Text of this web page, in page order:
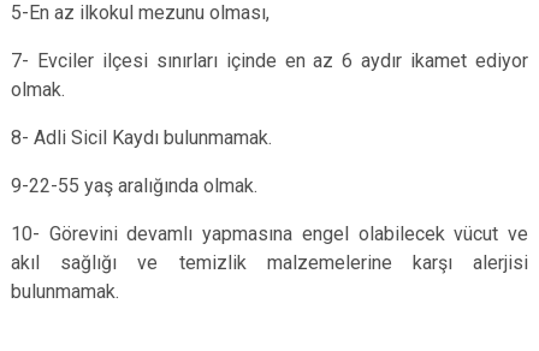
5-En az ilkokul mezunu olması,
7- Evciler ilçesi sınırları içinde en az 6 aydır ikamet ediyor
olmak.
8- Adli Sicil Kaydı bulunmamak.
9-22-55 yaş aralığında olmak.
10- Görevini devamlı yapmasına engel olabilecek vücut ve
akıl sağlığı ve temizlik malzemelerine karşı alerjisi
bulunmamak.